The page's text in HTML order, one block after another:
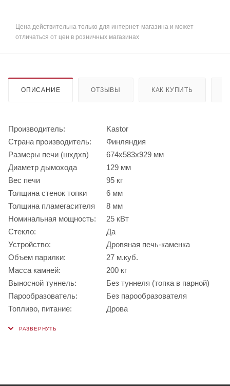
Цена действительна только для интернет-магазина и может
отличаться от цен в розничных магазинах
ОПИСАНИЕ ОТЗЫВЫ КАК КУПИТЬ
Производитель:
Kastor
Страна производитель:
Финляндия
Размеры печи (шхдхв)
674х583х929 мм
Диаметр дымохода
129 мм
Вес печи
95 кг
Толщина стенок топки
6 мм
Толщина пламегасителя
8 мм
Номинальная мощность:
25 кВт
Стекло:
Да
Устройство:
Дровяная печь-каменка
Объем парилки:
27 м.куб.
Масса камней:
200 кг
Выносной туннель:
Без туннеля (топка в парной)
Парообразователь:
Без парообразователя
Топливо, питание:
Дрова